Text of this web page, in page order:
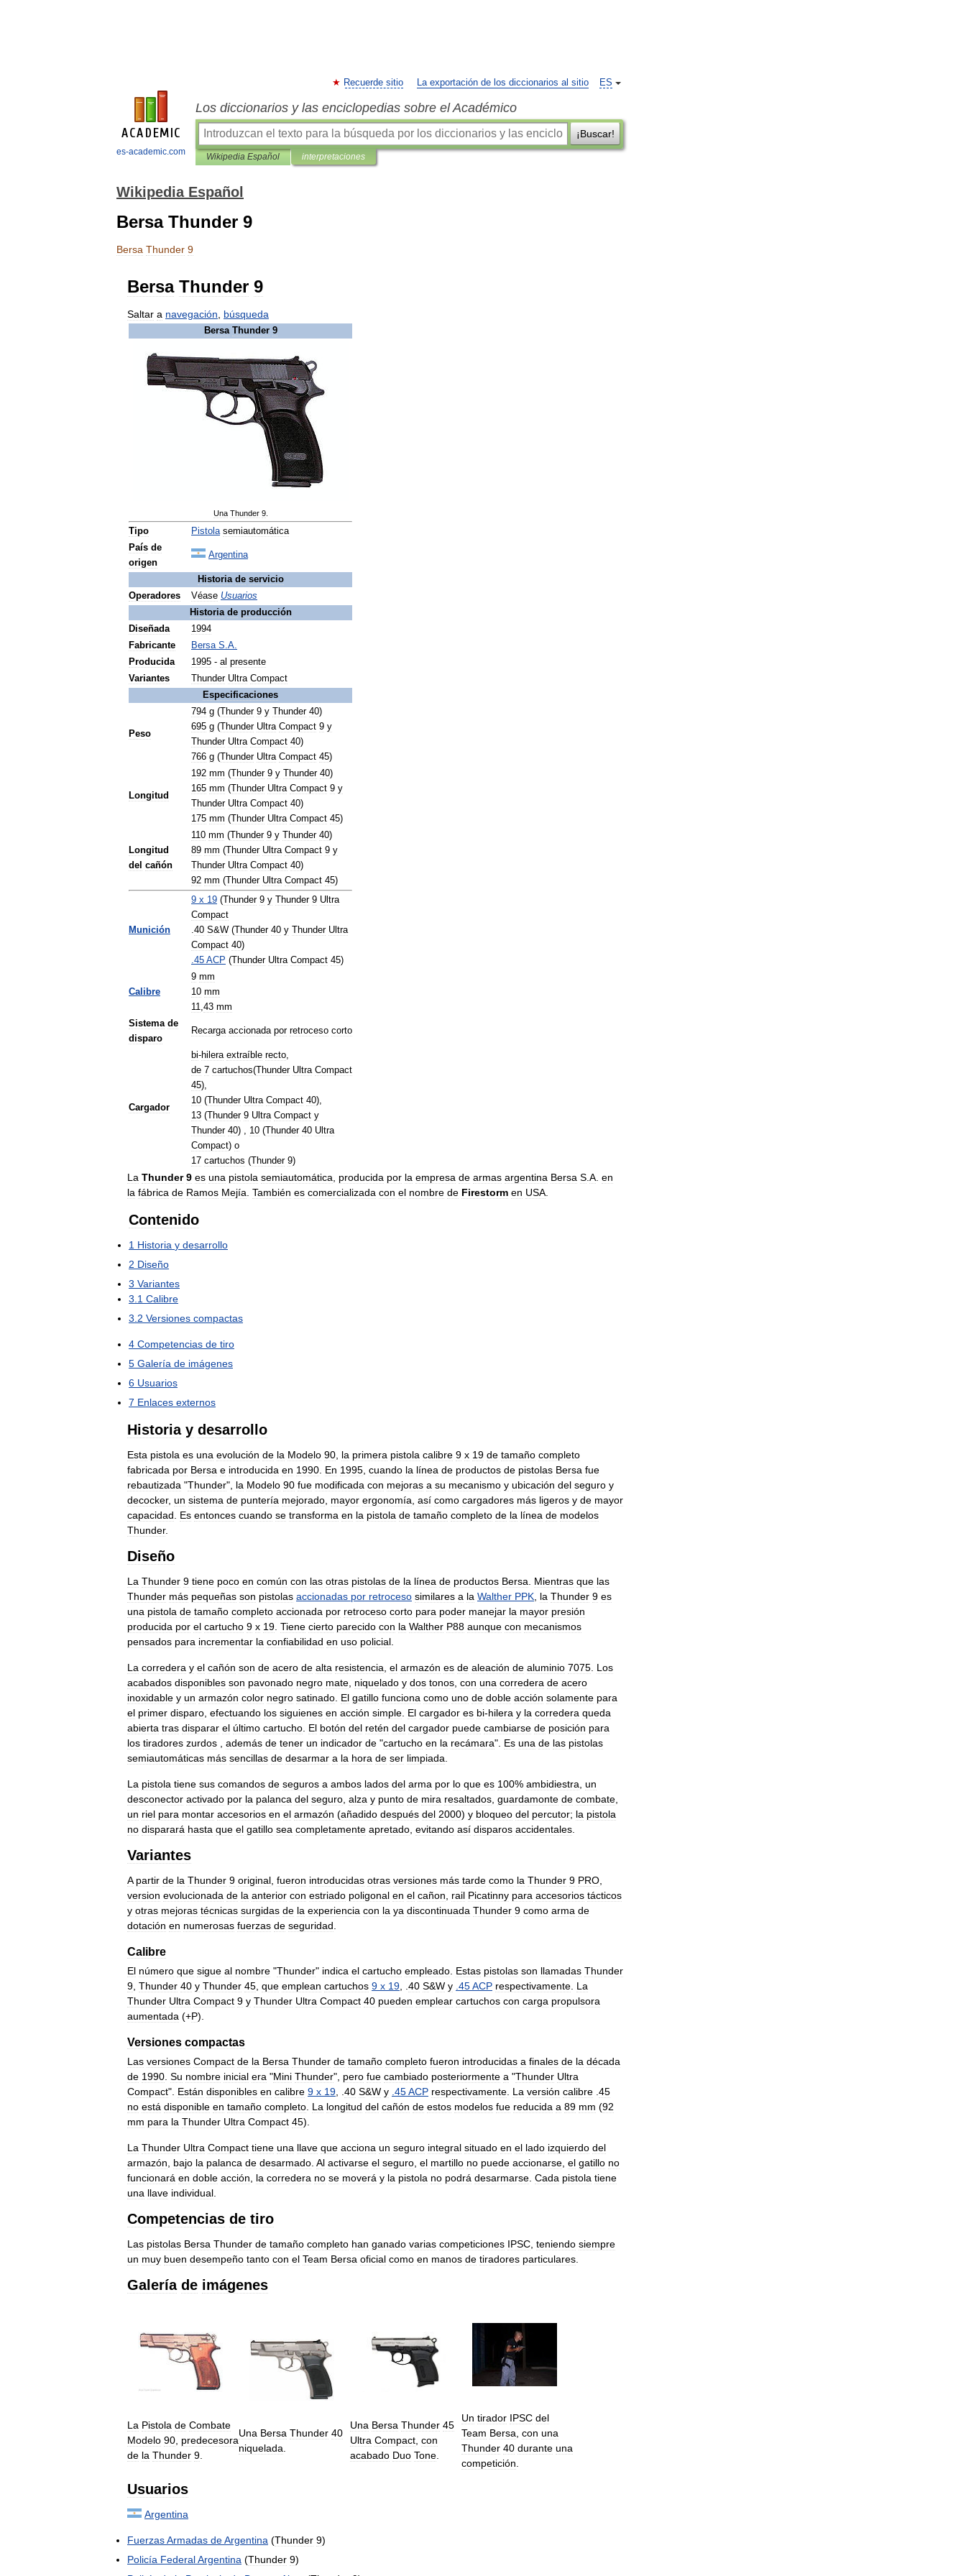
es-academic.com
ES
Recuerde sitio La exportación de los diccionarios al sitio
Los diccionarios y las enciclopedias sobre el Académico
¡Buscar!
Wikipedia Español interpretaciones
Wikipedia Español
Bersa Thunder 9
Bersa Thunder 9
Bersa Thunder 9
Saltar a navegación búsqueda
Bersa Thunder 9
Una Thunder 9.
Tipo Pistola semiautomática
País de
origen
Argentina
Historia de servicio
Operadores
Véase Usuarios
Historia de producción
Diseñada
1994
Fabricante
Bersa S.A.
Producida
1995 - al presente
Variantes
Thunder Ultra Compact
Especificaciones
Peso
794 g ( Thunder 9 y Thunder 40)
695 g ( Thunder Ultra Compact 9 y
Thunder Ultra Compact 40)
766 g ( Thunder Ultra Compact 45)
Longitud
192 mm ( Thunder 9 y Thunder 40)
165 mm ( Thunder Ultra Compact 9 y
Thunder Ultra Compact 40)
175 mm ( Thunder Ultra Compact 45)
Longitud
del cañón
110 mm ( Thunder 9 y Thunder 40)
89 mm ( Thunder Ultra Compact 9 y
Thunder Ultra Compact 40)
92 mm ( Thunder Ultra Compact 45)
Munición
9 x 19 ( Thunder 9 y Thunder 9 Ultra
Compact
.40 S&W ( Thunder 40 y Thunder Ultra
Compact 40)
.45 ACP ( Thunder Ultra Compact 45)
Calibre
9 mm
10 mm
11,43 mm
Sistema de
disparo
Recarga accionada por retroceso corto
Cargador
bi-hilera extraíble recto,
de 7 cartuchos( Thunder Ultra Compact
45),
10 ( Thunder Ultra Compact 40),
13 ( Thunder 9 Ultra Compact y
Thunder 40) , 10 ( Thunder 40 Ultra
Compact) o
17 cartuchos ( Thunder 9)
La Thunder 9 es una pistola semiautomática producida por la empresa de armas argentina Bersa S A en
la fábrica de Ramos Mejía También es comercializada con el nombre de Firestorm en USA
Contenido
1 Historia y desarrollo
2 Diseño
3 Variantes
3 1 Calibre
3 2 Versiones compactas
4 Competencias de tiro
5 Galería de imágenes
6 Usuarios
7 Enlaces externos
Historia y desarrollo
Esta pistola es una evolución de la Modelo 90 la primera pistola calibre 9 x 19 de tamaño completo
fabricada por Bersa e introducida en 1990 En 1995 cuando la línea de productos de pistolas Bersa fue
rebautizada "Thunder", la Modelo 90 fue modificada con mejoras a su mecanismo y ubicación del seguro y
decocker, un sistema de puntería mejorado mayor ergonomía así como cargadores más ligeros y de mayor
capacidad
Es entonces cuando se transforma en la pistola de tamaño completo de la línea de modelos
Thunder.
Diseño
La Thunder 9 tiene poco en común con las otras pistolas de la línea de productos Bersa Mientras que las
Thunder más pequeñas son pistolas accionadas por retroceso similares a la Walther PPK la Thunder 9 es
una pistola de tamaño completo accionada por retroceso corto para poder manejar la mayor presión
producida por el cartucho 9 x 19 Tiene cierto parecido con la Walther P88 aunque con mecanismos
pensados para incrementar la confiabilidad en uso policial
La corredera y el cañón son de acero de alta resistencia el armazón es de aleación de aluminio 7075 Los
acabados disponibles son pavonado negro mate niquelado y dos tonos con una corredera de acero
inoxidable y un armazón color negro satinado El gatillo funciona como uno de doble acción solamente para
el primer disparo efectuando los siguienes en acción simple El cargador es bi-hilera y la corredera queda
abierta tras disparar el último cartucho El botón del retén del cargador puede cambiarse de posición para
los tiradores zurdos además de tener un indicador de "cartucho en la recámara". Es una de las pistolas
semiautomáticas más sencillas de desarmar a la hora de ser limpiada
La pistola tiene sus comandos de seguros a ambos lados del arma por lo que es 100% ambidiestra un
desconector activado por la palanca del seguro alza y punto de mira resaltados guardamonte de combate
un riel para montar accesorios en el armazón (añadido después del 2000) y bloqueo del percutor; la pistola
no disparará hasta que el gatillo sea completamente apretado evitando así disparos accidentales
Variantes
A partir de la Thunder 9 original fueron introducidas otras versiones más tarde como la Thunder 9 PRO
version evolucionada de la anterior con estriado poligonal en el cañon rail Picatinny para accesorios tácticos
y otras mejoras técnicas surgidas de la experiencia con la ya discontinuada Thunder 9 como arma de
dotación en numerosas fuerzas de seguridad
Calibre
El número que sigue al nombre "Thunder" indica el cartucho empleado Estas pistolas son llamadas Thunder
9 Thunder 40 y Thunder 45 que emplean cartuchos 9 x 19 40 S&W y 45ACP respectivamente La
Thunder Ultra Compact 9 y Thunder Ultra Compact 40 pueden emplear cartuchos con carga propulsora
aumentada (+P).
Versiones compactas
Las versiones Compact de la Bersa Thunder de tamaño completo fueron introducidas a finales de la década
de 1990 Su nombre inicial era "Mini Thunder", pero fue cambiado posteriormente a "Thunder Ultra
Compact". Están disponibles en calibre 9 x 19 40 S&W y 45ACP respectivamente La versión calibre 45
no está disponible en tamaño completo La longitud del cañón de estos modelos fue reducida a 89 mm (92
mm para la Thunder Ultra Compact 45).
La Thunder Ultra Compact tiene una llave que acciona un seguro integral situado en el lado izquierdo del
armazón
bajo la palanca de desarmado Al activarse el seguro el martillo no puede accionarse el gatillo no
funcionará en doble acción la corredera no se moverá y la pistola no podrá desarmarse Cada pistola tiene
una llave individual
Competencias de tiro
Las pistolas Bersa Thunder de tamaño completo han ganado varias competiciones IPSC teniendo siempre
un muy buen desempeño tanto con el Team Bersa oficial como en manos de tiradores particulares
Galería de imágenes
La Pistola de Combate
Modelo 90, predecesora
de la Thunder 9.
Una Bersa Thunder 40
niquelada.
Una Bersa Thunder 45
Ultra Compact, con
acabado Duo Tone.
Un tirador IPSC del
Team Bersa con una
Thunder 40 durante una
competición
Usuarios
Argentina
FuerzasArmadas deArgentina (Thunder 9)
Policía FederalArgentina (Thunder 9)